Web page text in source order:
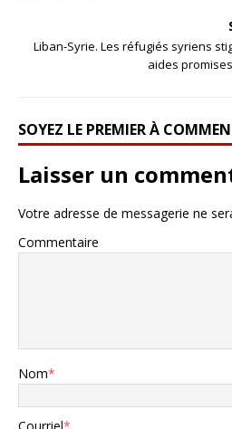
Liban-Syrie. Les réfugiés syriens
aides
SOYEZ LE PREMIER À
Laisser un
Votre adresse de messagerie ne
Commentaire
Nom*
Courriel*